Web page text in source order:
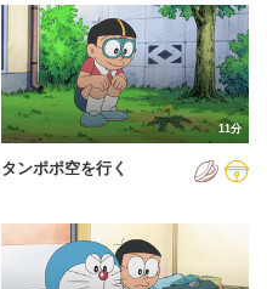
11分
タンポポ空を行く